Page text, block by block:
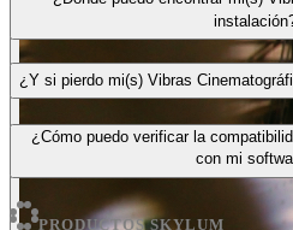
¿Y si pierdo mi(s) Vibras
¿Cómo puedo verificar la
con mi
PRODUCTOS SKYLUM